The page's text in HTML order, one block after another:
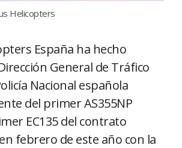
Helicopters
España ha hecho
General de Tráfico
Nacional española
del primer AS355NP
EC135 del contrato
febrero de este año con la